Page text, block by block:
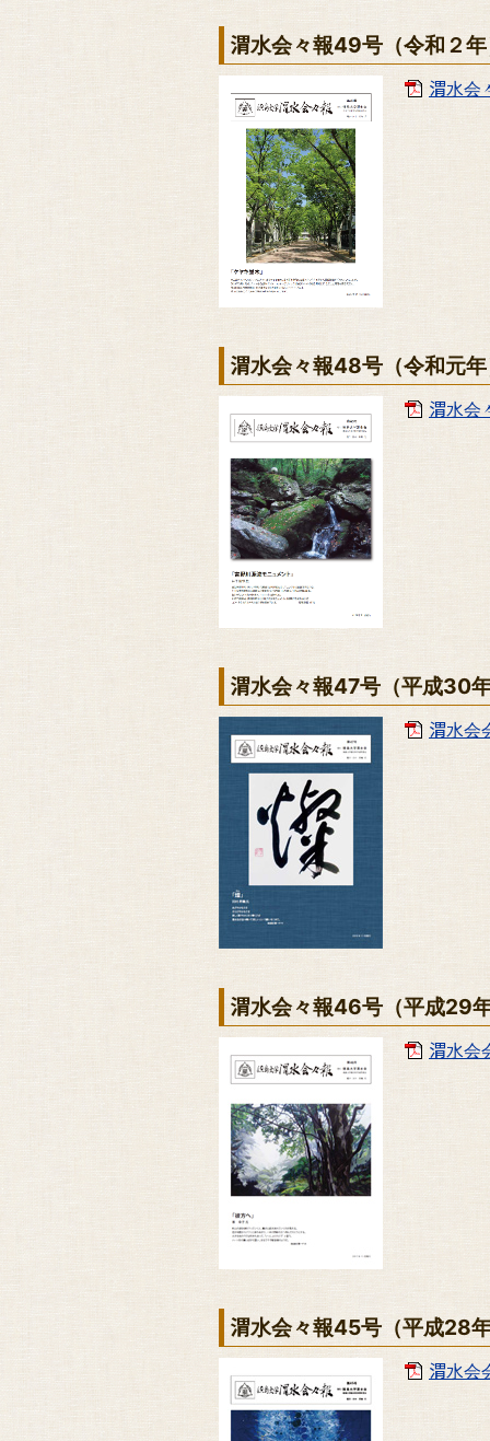
渭水会々報49号（令和２
渭水会
渭水会々報48号（令和元
渭水会
渭水会々報47号（平成30
渭水会
渭水会々報46号（平成29
渭水会
渭水会々報45号（平成28
渭水